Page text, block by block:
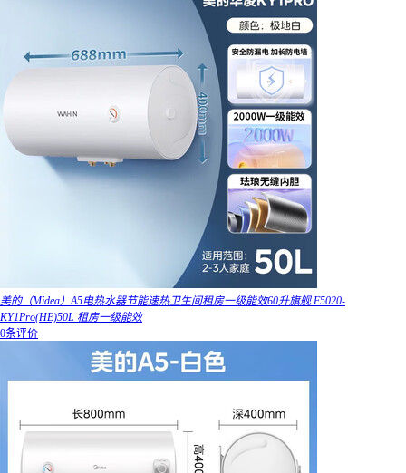
美的（Midea）A5电热水器节能速热卫生间租房一级能效60升旗舰 F5020-
KY1Pro(HE)50L 租房一级能效
0条评价